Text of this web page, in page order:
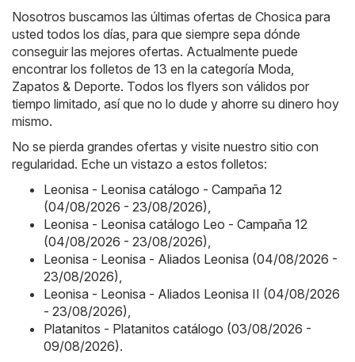
Nosotros buscamos las últimas ofertas de Chosica para
usted todos los días, para que siempre sepa dónde
conseguir las mejores ofertas. Actualmente puede
encontrar los folletos de 13 en la categoría Moda,
Zapatos & Deporte. Todos los flyers son válidos por
tiempo limitado, así que no lo dude y ahorre su dinero hoy
mismo.
No se pierda grandes ofertas y visite nuestro sitio con
regularidad. Eche un vistazo a estos folletos:
Leonisa - Leonisa catálogo - Campaña 12
(04/08/2026 - 23/08/2026)
Leonisa - Leonisa catálogo Leo - Campaña 12
(04/08/2026 - 23/08/2026)
Leonisa - Leonisa - Aliados Leonisa (04/08/2026 -
23/08/2026)
Leonisa - Leonisa - Aliados Leonisa II (04/08/2026
- 23/08/2026)
Platanitos - Platanitos catálogo (03/08/2026 -
09/08/2026).